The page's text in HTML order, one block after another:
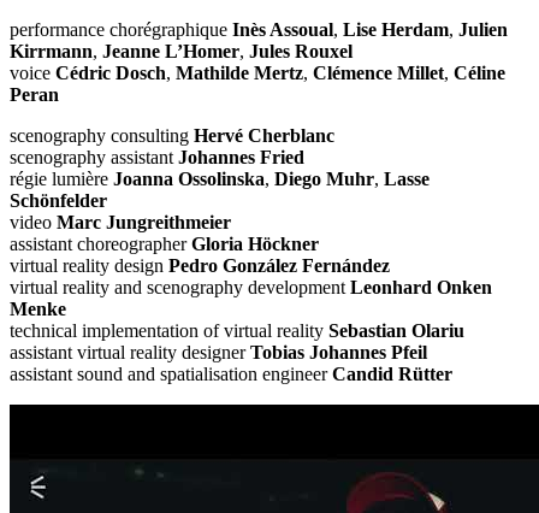
performance chorégraphique Inès Assoual, Lise Herdam, Julien
Kirrmann, Jeanne L’Homer, Jules Rouxel
voice Cédric Dosch, Mathilde Mertz, Clémence Millet, Céline
Peran
scenography consulting Hervé Cherblanc
scenography assistant Johannes Fried
régie lumière Joanna Ossolinska, Diego Muhr, Lasse
Schönfelder
video Marc Jungreithmeier
assistant choreographerGloria Höckner
virtual reality design Pedro González Fernández
virtual reality and scenography development Leonhard Onken
Menke
technical implementation of virtual reality Sebastian Olariu
assistant virtual reality designerTobias Johannes Pfeil
assistant sound and spatialisation engineerCandid Rütter